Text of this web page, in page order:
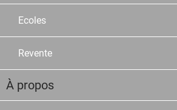
Ecoles
Revente
À propos